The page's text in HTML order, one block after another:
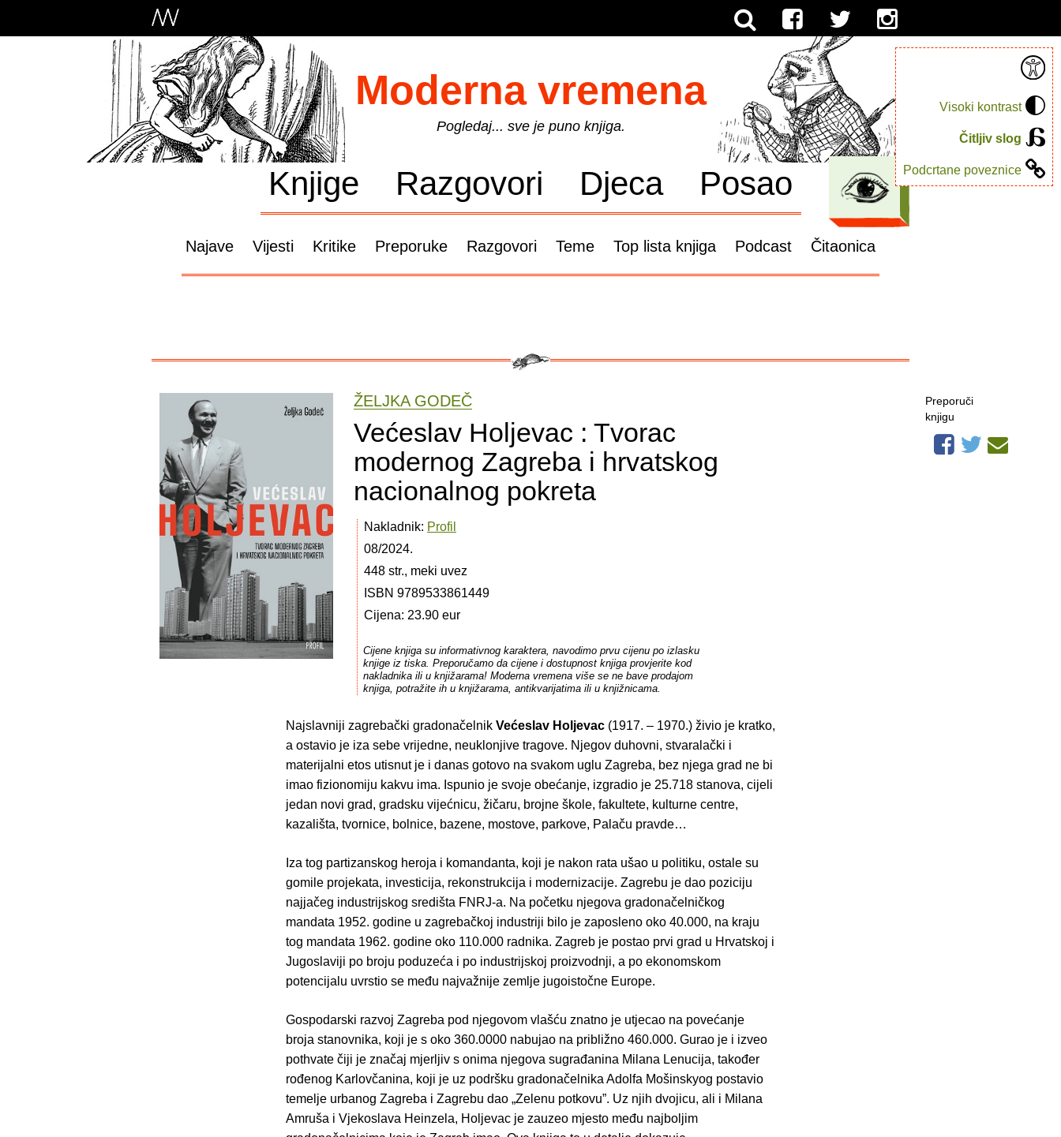
Visoki kontrast
Čitljiv slog
Podcrtane poveznice
Moderna vremena
Pogledaj... sve je puno knjiga.
Knjige Razgovori Djeca Posao
Najave Vijesti Kritike Preporuke Razgovori Teme Top lista knjiga Podcast Čitaonica
ŽELJKA GODEČ
Većeslav Holjevac : Tvorac
modernog Zagreba i hrvatskog
nacionalnog pokreta
Nakladnik: Profil
08/2024.
448 str., meki uvez
ISBN 9789533861449
Cijena: 23.90 eur
Cijene knjiga su informativnog karaktera, navodimo prvu cijenu po izlasku
knjige iz tiska. Preporučamo da cijene i dostupnost knjiga provjerite kod
nakladnika ili u knjižarama! Moderna vremena više se ne bave prodajom
knjiga, potražite ih u knjižarama, antikvarijatima ili u knjižnicama.
Najslavniji zagrebački gradonačelnik Većeslav Holjevac (1917. – 1970.) živio je kratko,
a ostavio je iza sebe vrijedne, neuklonjive tragove. Njegov duhovni, stvaralački i
materijalni etos utisnut je i danas gotovo na svakom uglu Zagreba, bez njega grad ne bi
imao fizionomiju kakvu ima. Ispunio je svoje obećanje, izgradio je 25.718 stanova, cijeli
jedan novi grad, gradsku vijećnicu, žičaru, brojne škole, fakultete, kulturne centre,
kazališta, tvornice, bolnice, bazene, mostove, parkove, Palaču pravde…
Iza tog partizanskog heroja i komandanta, koji je nakon rata ušao u politiku, ostale su
gomile projekata, investicija, rekonstrukcija i modernizacije. Zagrebu je dao poziciju
najjačeg industrijskog središta FNRJ-a. Na početku njegova gradonačelničkog
mandata 1952. godine u zagrebačkoj industriji bilo je zaposleno oko 40.000, na kraju
tog mandata 1962. godine oko 110.000 radnika. Zagreb je postao prvi grad u Hrvatskoj i
Jugoslaviji po broju poduzeća i po industrijskoj proizvodnji, a po ekonomskom
potencijalu uvrstio se među najvažnije zemlje jugoistočne Europe.
Gospodarski razvoj Zagreba pod njegovom vlašću znatno je utjecao na povećanje
broja stanovnika, koji je s oko 360.0000 nabujao na približno 460.000. Gurao je i izveo
pothvate čiji je značaj mjerljiv s onima njegova sugrađanina Milana Lenucija, također
rođenog Karlovčanina, koji je uz podršku gradonačelnika Adolfa Mošinskyog postavio
temelje urbanog Zagreba i Zagrebu dao „Zelenu potkovu”. Uz njih dvojicu, ali i Milana
Amruša i Vjekoslava Heinzela, Holjevac je zauzeo mjesto među najboljim
Preporuči
knjigu